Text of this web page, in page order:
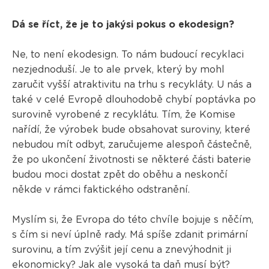
Dá se říct, že je to jakýsi pokus o ekodesign?
Ne, to není ekodesign. To nám budoucí recyklaci
nezjednoduší. Je to ale prvek, který by mohl
zaručit vyšší atraktivitu na trhu s recykláty. U nás a
také v celé Evropě dlouhodobě chybí poptávka po
surovině vyrobené z recyklátu. Tím, že Komise
nařídí, že výrobek bude obsahovat suroviny, které
nebudou mít odbyt, zaručujeme alespoň částečně,
že po ukončení životnosti se některé části baterie
budou moci dostat zpět do oběhu a neskončí
někde v rámci faktického odstranění.
Myslím si, že Evropa do této chvíle bojuje s něčím,
s čím si neví úplně rady. Má spíše zdanit primární
surovinu, a tím zvýšit její cenu a znevýhodnit ji
ekonomicky? Jak ale vysoká ta daň musí být?